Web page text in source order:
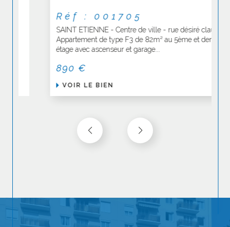
Réf : 001705
SAINT ETIENNE - Centre de ville - rue désiré claude -
Appartement de type F3 de 82m² au 5ème et dernier
étage avec ascenseur et garage...
VOIR LE BIEN